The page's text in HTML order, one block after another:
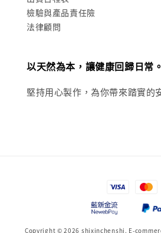
檢驗與產品責任險
法律顧問
以天然為本，讓健康回歸日常。
堅持用心製作，為你帶來踏實的
Copyright © 2026 shixinchenshi. E-